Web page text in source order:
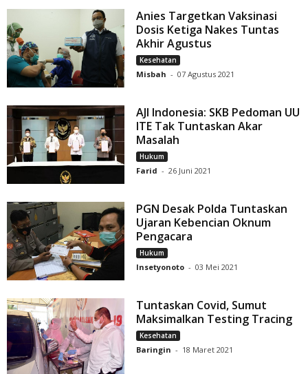
Anies Targetkan Vaksinasi
Dosis Ketiga Nakes Tuntas
Akhir Agustus
Kesehatan
Misbah - 07 Agustus 2021
AJI Indonesia: SKB Pedoman UU
ITE Tak Tuntaskan Akar
Masalah
Hukum
Farid - 26 Juni 2021
PGN Desak Polda Tuntaskan
Ujaran Kebencian Oknum
Pengacara
Hukum
Insetyonoto - 03 Mei 2021
Tuntaskan Covid, Sumut
Maksimalkan Testing Tracing
Kesehatan
Baringin - 18 Maret 2021